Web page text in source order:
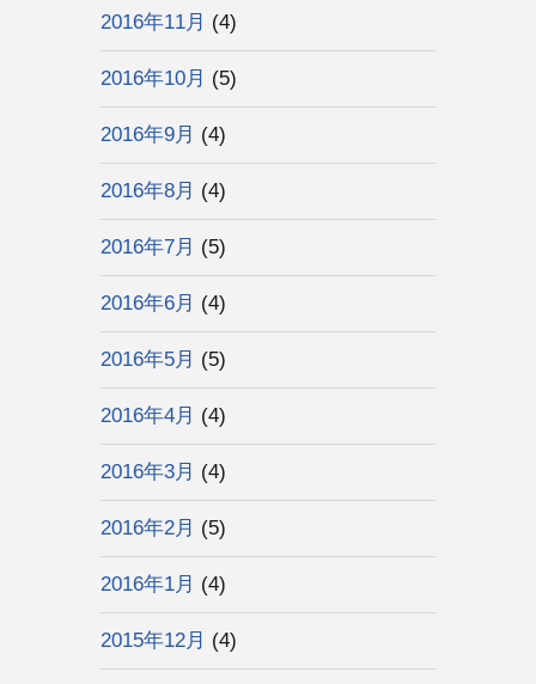
2016年11月 (4)
2016年10月 (5)
2016年9月 (4)
2016年8月 (4)
2016年7月 (5)
2016年6月 (4)
2016年5月 (5)
2016年4月 (4)
2016年3月 (4)
2016年2月 (5)
2016年1月 (4)
2015年12月 (4)